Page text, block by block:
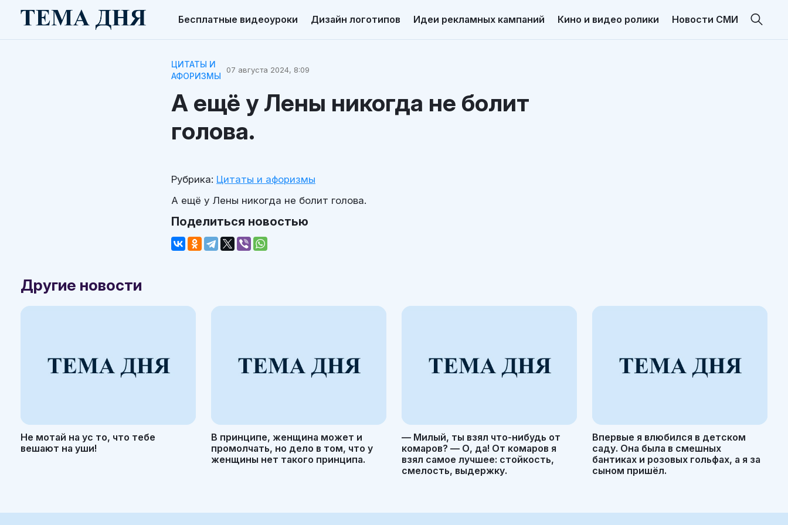
Бесплатные видеоуроки Дизайн логотипов Идеи рекламных кампаний Кино и видео ролики Новости СМИ
ЦИТАТЫ И
АФОРИЗМЫ
07 августа 2024, 8:09
А ещё у Лены никогда не болит
голова.
Рубрика: Цитаты и афоризмы
А ещё у Лены никогда не болит голова.
Поделиться новостью
Другие новости
Не мотай на ус то, что тебе
вешают на уши!
В принципе, женщина может и
промолчать, но дело в том, что у
женщины нет такого принципа.
— Милый, ты взял что-нибудь от
комаров? — О, да! От комаров я
взял самое лучшее: стойкость,
смелость, выдержку.
Впервые я влюбился в детском
саду. Она была в смешных
бантиках и розовых гольфах, а я за
сыном пришёл.